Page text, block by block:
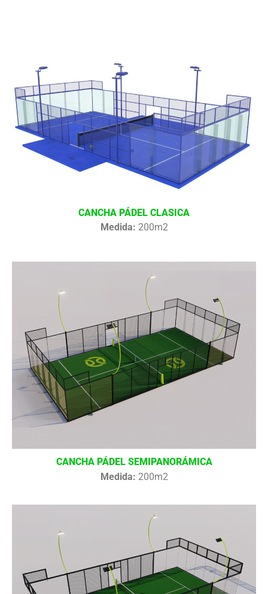
CANCHA PÁDEL CLASICA
Medida: 200m2
CANCHA PÁDEL SEMIPANORÁMICA
Medida: 200m2